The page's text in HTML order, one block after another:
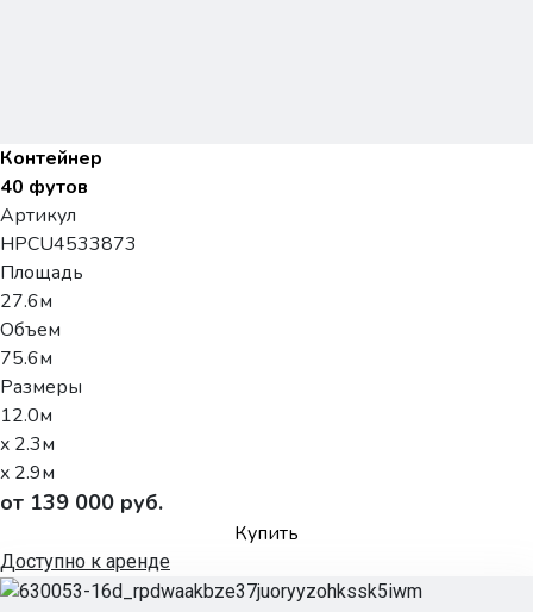
Контейнер
40 футов
Артикул
HPCU4533873
Площадь
27.6м
Объем
75.6м
Размеры
12.0м
x 2.3м
x 2.9м
от 139 000 руб.
Купить
Доступно к аренде